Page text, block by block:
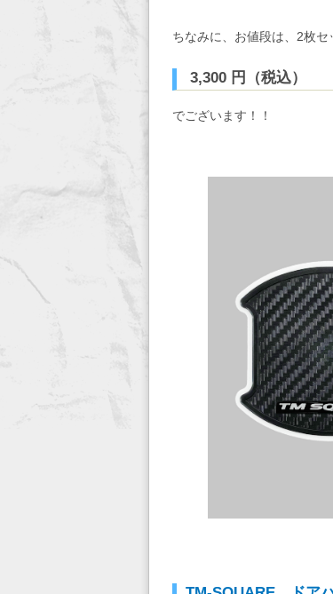
ちなみに、お値段は、2枚セ
3,300 円（税込）
でございます！！